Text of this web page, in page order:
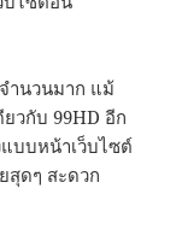
ำนวนมาก แม้
ยวกับ 99HD อีก
แบบหน้าเว็บไซต์
สุดๆ สะดวก